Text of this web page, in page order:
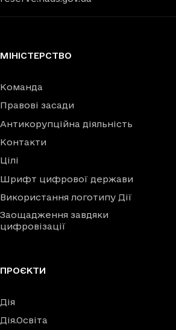
МІНІСТЕРСТВО
Команда
Правові засади
Антикорупційна діяльність
Контакти
Цілі
Шрифт цифрової держави
Використання логотипу Дії
Заощадження завдяки
цифровізації
ПРОЄКТИ
Дія
Дія.Освіта